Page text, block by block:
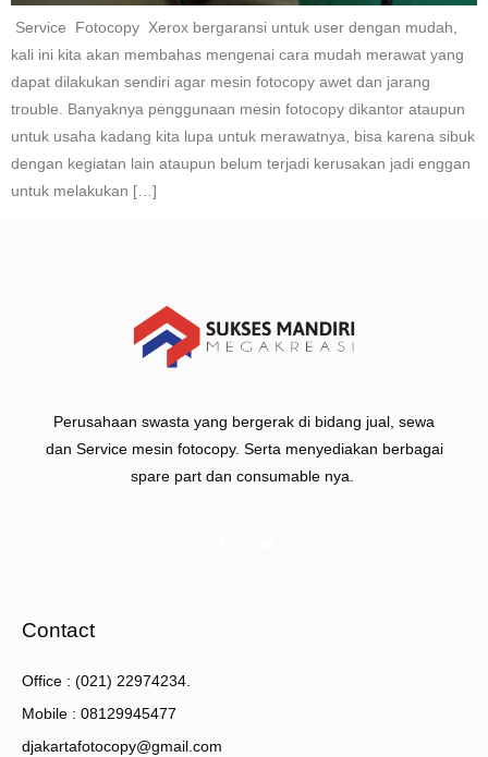
Service Fotocopy Xerox bergaransi untuk user dengan mudah,
kali ini kita akan membahas mengenai cara mudah merawat yang
dapat dilakukan sendiri agar mesin fotocopy awet dan jarang
trouble. Banyaknya penggunaan mesin fotocopy dikantor ataupun
untuk usaha kadang kita lupa untuk merawatnya, bisa karena sibuk
dengan kegiatan lain ataupun belum terjadi kerusakan jadi enggan
untuk melakukan […]
Perusahaan swasta yang bergerak di bidang jual, sewa
dan Service mesin fotocopy. Serta menyediakan berbagai
spare part dan consumable nya.
Contact
Office : (021) 22974234.
Mobile : 08129945477
djakartafotocopy@gmail.com